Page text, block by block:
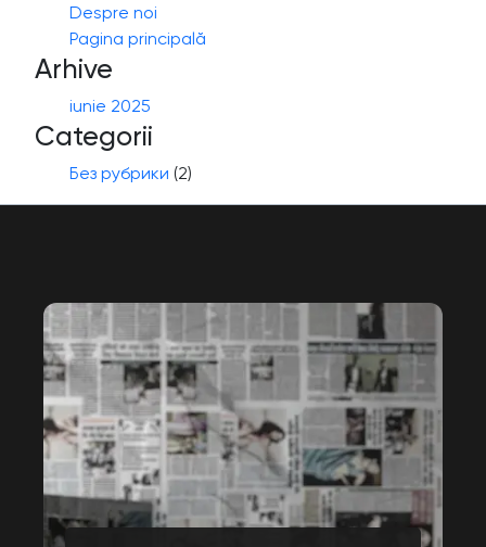
Despre noi
Pagina principală
Arhive
iunie 2025
Categorii
Без рубрики (2)